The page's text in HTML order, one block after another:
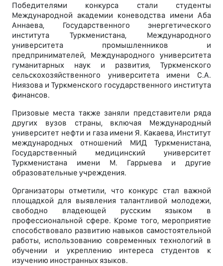
Победителями конкурса стали студенты
Международной академии коневодства имени Аба
Аннаева, Государственного энергетического
института Туркменистана, Международного
университета промышленников и
предпринимателей, Международного университета
гуманитарных наук и развития, Туркменского
сельскохозяйственного университета имени С.А.
Ниязова и Туркменского государственного института
финансов.
Призовые места также заняли представители ряда
других вузов страны, включая Международный
университет нефти и газа имени Я. Какаева, Институт
международных отношений МИД Туркменистана,
Государственный медицинский университет
Туркменистана имени М. Гаррыева и другие
образовательные учреждения.
Организаторы отметили, что конкурс стал важной
площадкой для выявления талантливой молодежи,
свободно владеющей русским языком в
профессиональной сфере. Кроме того, мероприятие
способствовало развитию навыков самостоятельной
работы, использованию современных технологий в
обучении и укреплению интереса студентов к
изучению иностранных языков.